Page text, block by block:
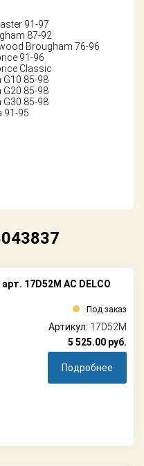
91-97
87-92
Brougham 76-96
91-96
Classic
G10 85-98
G20 85-98
G30 85-98
91-95
арт. 17D52M AC DELCO
Под заказ
Артикул: 17D52M
5 525.00 руб.
Подробнее